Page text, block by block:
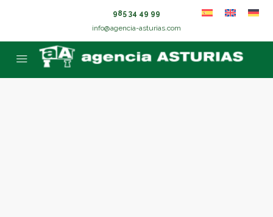
985 34 49 99
info@agencia-asturias.com